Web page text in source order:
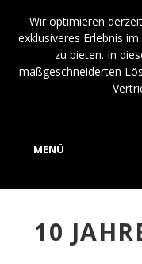
Wir optimieren
exklusiveres Erlebnis
zu bieten. In
maßgeschneiderten
MENÜ
10